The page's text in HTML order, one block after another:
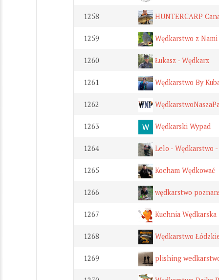
1258 HUNTERCARP
1259 Wędkarstwo z Nami
1260 Łukasz - Wędkarz
1261 Wędkarstwo By
1262
1263 Wędkarski Wypad
1264 Lelo - Wędkarstwo
1265 Kocham Wędkować
1266 wędkarstwo
1267 Kuchnia Wędkarska
1268 Wędkarstwo
1269 plishing